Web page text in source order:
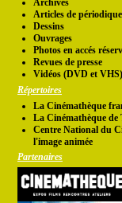
Archives
Articles de
Dessins
Ouvrages
Photos en accés
Revues de presse
Vidéos (DVD et VHS)
Répertoires
La Cinémathèque
La Cinémathèque de
Centre National du
l'image animée
Partenaires